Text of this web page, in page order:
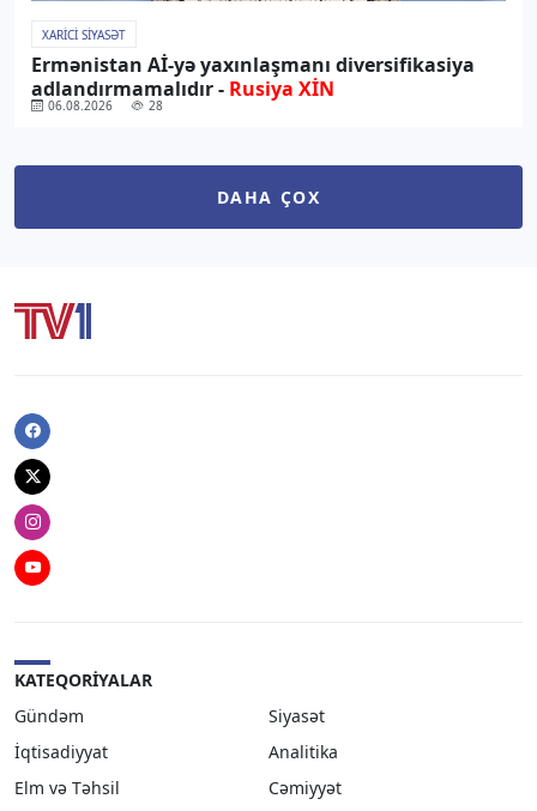
XARICI SIYASƏT
Ermənistan Aİ-yə yaxınlaşmanı diversifikasiya
adlandırmamalıdır - Rusiya XİN
06.08.2026 28
DAHA ÇOX
Facebook
Twitter
Instagram
Youtube
KATEQORIYALAR
Gündəm
Siyasət
İqtisadiyyat
Analitika
Elm və Təhsil
Cəmiyyət